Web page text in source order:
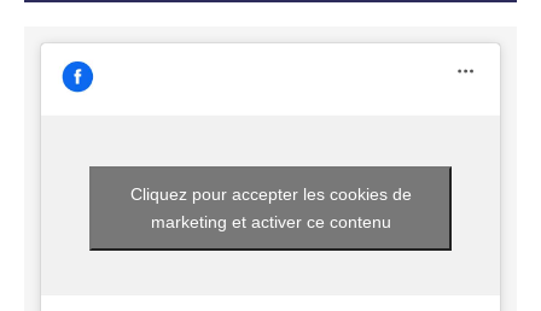
Cliquez pour accepter les cookies de
marketing et activer ce contenu